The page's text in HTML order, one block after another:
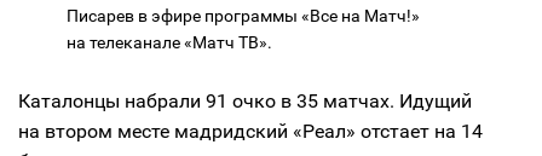
Писарев в эфире программы «Все на Матч!»
на телеканале «Матч ТВ».
Каталонцы набрали 91 очко в 35 матчах. Идущий
на втором месте мадридский «Реал» отстает на 14